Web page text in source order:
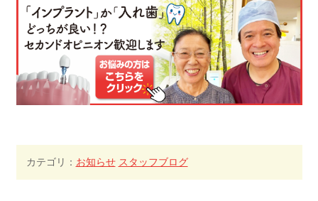
カテゴリ： お知らせ スタッフブログ